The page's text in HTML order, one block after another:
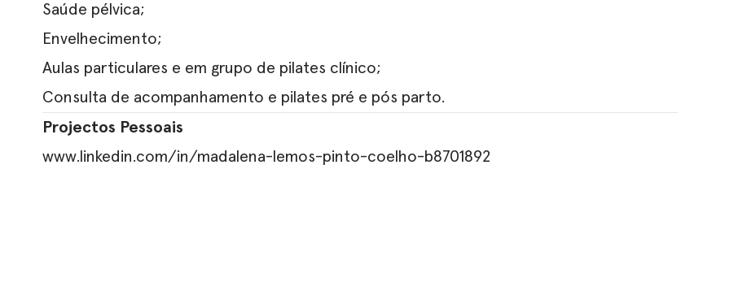
Saúde pélvica;
Envelhecimento;
Aulas particulares e em grupo de pilates clínico;
Consulta de acompanhamento e pilates pré e pós parto.
Projectos Pessoais
www.linkedin.com/in/madalena-lemos-pinto-coelho-b8701892